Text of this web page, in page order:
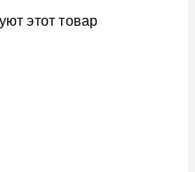
этот товар